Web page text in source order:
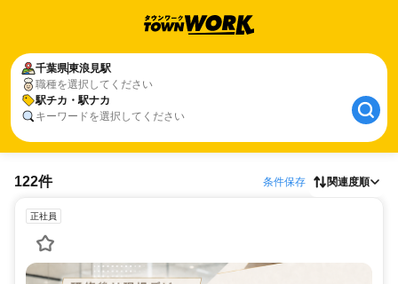
千葉県東浪見駅
職種を選択してください
駅チカ・駅ナカ
キーワードを選択してください
122件 条件保存 関連度順
正社員